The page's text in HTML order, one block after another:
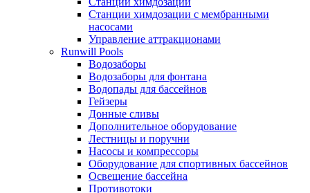
Станции химдозации с мембранными
насосами
Управление аттракционами
Runwill Pools
Водозаборы
Водозаборы для фонтана
Водопады для бассейнов
Гейзеры
Донные сливы
Дополнительное оборудование
Лестницы и поручни
Насосы и компрессоры
Оборудование для спортивных бассейнов
Освещение бассейна
Противотоки